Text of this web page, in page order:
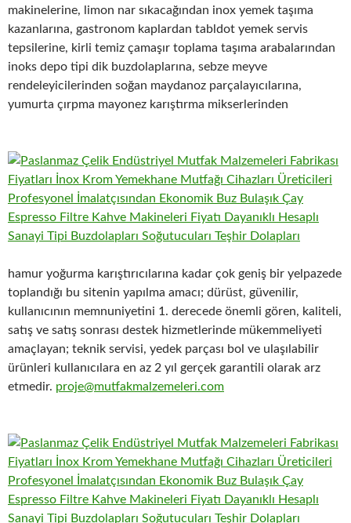
makinelerine, limon nar sıkacağından inox yemek taşıma
kazanlarına, gastronom kaplardan tabldot yemek servis
tepsilerine, kirli temiz çamaşır toplama taşıma arabalarından
inoks depo tipi dik buzdolaplarına, sebze meyve
rendeleyicilerinden soğan maydanoz parçalayıcılarına,
yumurta çırpma mayonez karıştırma mikserlerinden
hamur yoğurma karıştırıcılarına kadar çok geniş bir yelpazede
toplandığı bu sitenin yapılma amacı; dürüst, güvenilir,
kullanıcının memnuniyetini 1. derecede önemli gören, kaliteli,
satış ve satış sonrası destek hizmetlerinde mükemmeliyeti
amaçlayan; teknik servisi, yedek parçası bol ve ulaşılabilir
ürünleri kullanıcılara en az 2 yıl gerçek garantili olarak arz
etmedir. proje@mutfakmalzemeleri.com